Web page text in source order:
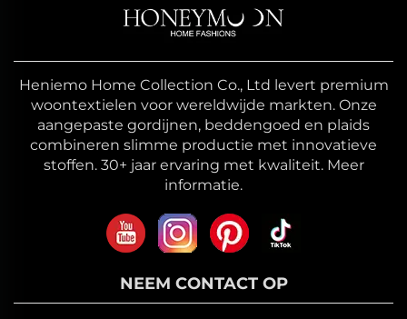
Heniemo Home Collection Co., Ltd levert premium
woontextielen voor wereldwijde markten. Onze
aangepaste gordijnen, beddengoed en plaids
combineren slimme productie met innovatieve
stoffen. 30+ jaar ervaring met kwaliteit. Meer
informatie.
NEEM CONTACT OP